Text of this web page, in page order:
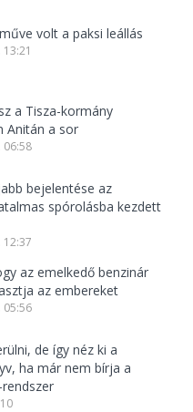
volt a paksi leállás
a Tisza-kormány
Anitán a sor
06:58
bejelentése az
spórolásba kezdett
12:37
az emelkedő benzinár
az embereket
05:56
de így néz ki a
ha már nem bírja a